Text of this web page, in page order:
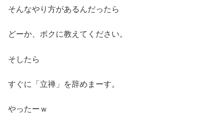
そんなやり方があるんだったら
どーか、ボクに教えてください。
そしたら
すぐに「立禅」を辞めまーす。
やったーｗ